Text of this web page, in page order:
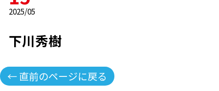
2025/05
下川秀樹
← 直前のページに戻る